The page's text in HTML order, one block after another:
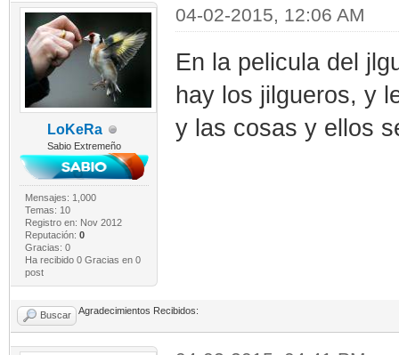
LoKeRa
Sabio Extremeño
Mensajes: 1,000
Temas: 10
Registro en: Nov 2012
Reputación: 0
Gracias: 0
Ha recibido 0 Gracias en 0
post
04-02-2015, 12:06 AM
En la pelicula del
hay los jilgueros, y
y las cosas y ellos
Buscar Agradecimientos Recibidos: